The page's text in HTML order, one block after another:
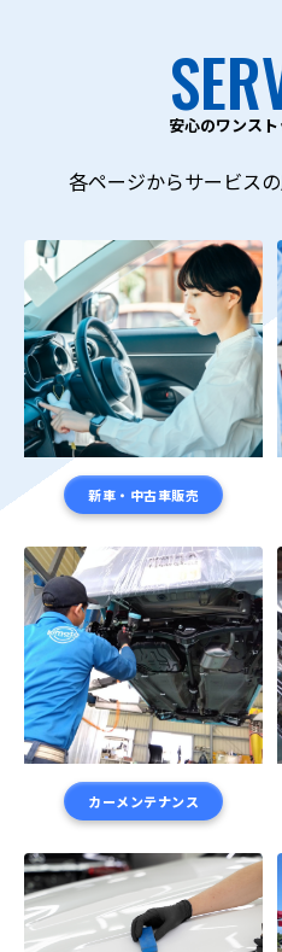
安心のワンス
各ページからサービス
新車・中古車販売
カーメンテナンス